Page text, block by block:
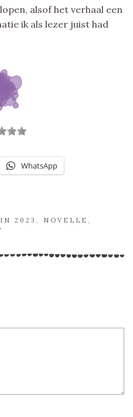
alsof het verhaal een
ik als lezer juist had
WhatsApp
2023 , NOVELLE ,